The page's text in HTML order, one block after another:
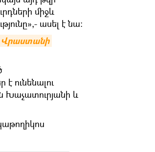
միջև
ասել է նա։
Վրաստանի
ունենալու
և